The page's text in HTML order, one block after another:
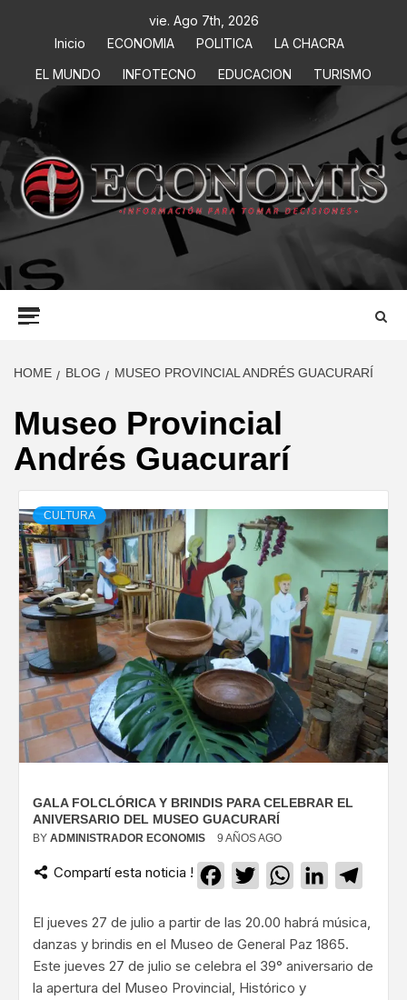
vie. Ago 7th, 2026
Inicio
ECONOMIA POLITICA
LA CHACRA
EL MUNDO
INFOTECNO EDUCACION TURISMO
ECONOMIS
INFORMACIÓN PARA TOMAR DECISIONES
HOME BLOG MUSEO PROVINCIAL ANDRÉS GUACURARÍ
Museo Provincial
Andrés Guacurarí
CULTURA
GALA FOLCLÓRICA Y BRINDIS PARA CELEBRAR EL
ANIVERSARIO DEL MUSEO GUACURARÍ
BY ADMINISTRADOR ECONOMIS 9 AÑOS AGO
Compartí esta noticia ! Facebook
TwitterWhatsApp
LinkedIn
El jueves 27 de julio a partir de las 20.00 habrá música,
danzas y brindis en el Museo de General Paz 1865.
Este jueves 27 de julio se celebra el 39° aniversario de
la apertura del Museo Provincial, Histórico y